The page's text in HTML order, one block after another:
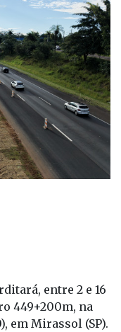
entre 2 e 16
449+200m, na
em Mirassol (SP).